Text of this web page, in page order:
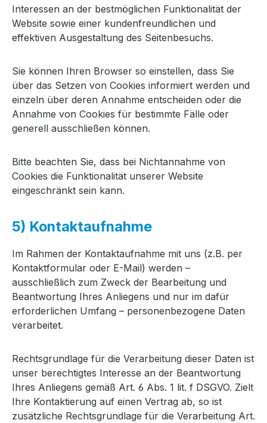
Interessen an der bestmöglichen Funktionalität der
Website sowie einer kundenfreundlichen und
effektiven Ausgestaltung des Seitenbesuchs.
Sie können Ihren Browser so einstellen, dass Sie
über das Setzen von Cookies informiert werden und
einzeln über deren Annahme entscheiden oder die
Annahme von Cookies für bestimmte Fälle oder
generell ausschließen können.
Bitte beachten Sie, dass bei Nichtannahme von
Cookies die Funktionalität unserer Website
eingeschränkt sein kann.
5) Kontaktaufnahme
Im Rahmen der Kontaktaufnahme mit uns (z.B. per
Kontaktformular oder E-Mail) werden –
ausschließlich zum Zweck der Bearbeitung und
Beantwortung Ihres Anliegens und nur im dafür
erforderlichen Umfang – personenbezogene Daten
verarbeitet.
Rechtsgrundlage für die Verarbeitung dieser Daten ist
unser berechtigtes Interesse an der Beantwortung
Ihres Anliegens gemäß Art. 6 Abs. 1 lit. f DSGVO. Zielt
Ihre Kontaktierung auf einen Vertrag ab, so ist
zusätzliche Rechtsgrundlage für die Verarbeitung Art.